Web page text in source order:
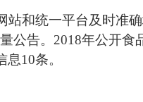
和统一平台及时准
公告。2018年公开
10条。